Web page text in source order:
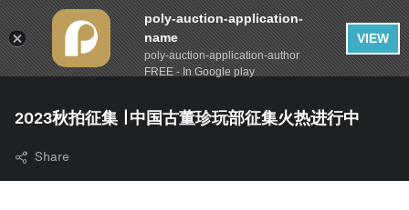
2023秋拍征集 ∣ 中国古董珍玩部征集火热进行中
Share
poly-auction-application-
name
poly-auction-application-author
FREE - In Google play
VIEW